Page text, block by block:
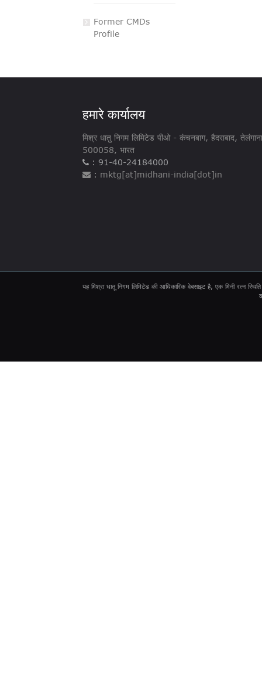
Former CMDs
Profile
हमारे कार्यालय
मिश्र धातु निगम लिमिटेड पीओ - ​​कंचनबाग, हैदराबाद,
500058, भारत
: 91-40-24184000
: mktg[at]midhani-india[dot]in
यह मिश्रा धातू निगम लिमिटेड की आधिकारिक वेबसाइट है, एक मिनी रत्न